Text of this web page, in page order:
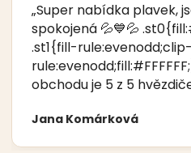
„Super nabídka plavek,
spokojená 💦💙💦
.st1{fill-rule:evenodd;clip-
obchodu je 5 z 5
Jana Komárková